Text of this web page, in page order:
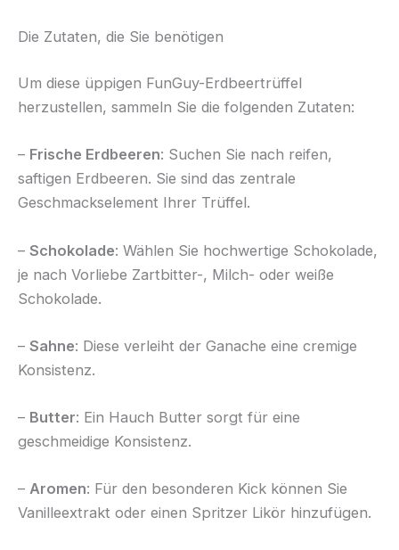
Die Zutaten, die Sie benötigen
Um diese üppigen FunGuy-Erdbeertrüffel
herzustellen, sammeln Sie die folgenden Zutaten:
– Frische Erdbeeren: Suchen Sie nach reifen,
saftigen Erdbeeren. Sie sind das zentrale
Geschmackselement Ihrer Trüffel.
– Schokolade: Wählen Sie hochwertige Schokolade,
je nach Vorliebe Zartbitter-, Milch- oder weiße
Schokolade.
– Sahne: Diese verleiht der Ganache eine cremige
Konsistenz.
– Butter: Ein Hauch Butter sorgt für eine
geschmeidige Konsistenz.
– Aromen: Für den besonderen Kick können Sie
Vanilleextrakt oder einen Spritzer Likör hinzufügen.